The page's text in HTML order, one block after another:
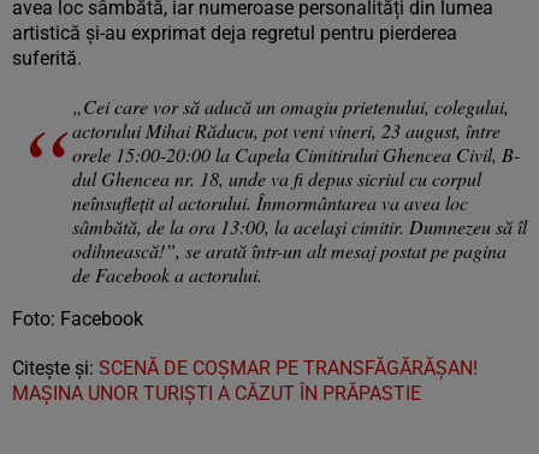
avea loc sâmbătă, iar numeroase personalități din lumea
artistică și-au exprimat deja regretul pentru pierderea
suferită.
„Cei care vor să aducă un omagiu prietenului, colegului,
actorului Mihai Răducu, pot veni vineri, 23 august, între
orele 15:00-20:00 la Capela Cimitirului Ghencea Civil, B-
dul Ghencea nr. 18, unde va fi depus sicriul cu corpul
neînsuflețit al actorului. Înmormântarea va avea loc
sâmbătă, de la ora 13:00, la același cimitir. Dumnezeu să îl
odihnească!”, se arată într-un alt mesaj postat pe pagina
de Facebook a actorului.
Foto: Facebook
Citește și: SCENĂ DE COȘMAR PE TRANSFĂGĂRĂȘAN!
MAȘINA UNOR TURIȘTI A CĂZUT ÎN PRĂPASTIE